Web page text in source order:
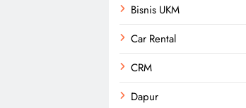
Bisnis UKM
Car Rental
CRM
Dapur